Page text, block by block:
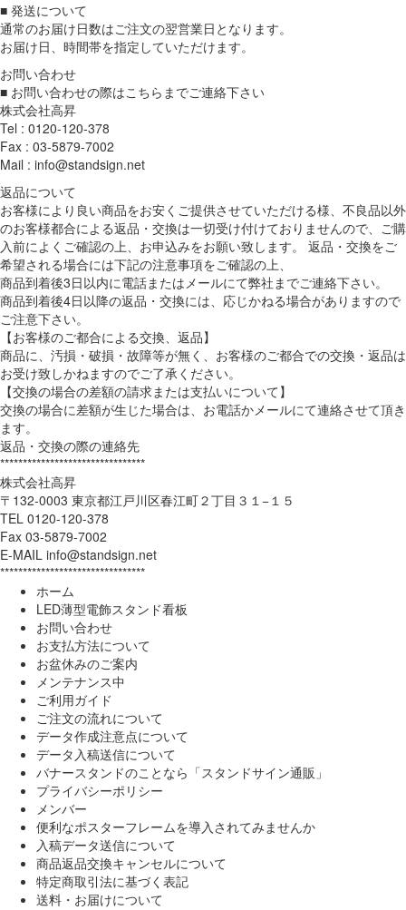
■ 発送について
通常のお届け日数はご注文の翌営業日となります。
お届け日、時間帯を指定していただけます。
お問い合わせ
■ お問い合わせの際はこちらまでご連絡下さい
株式会社高昇
Tel : 0120-120-378
Fax : 03-5879-7002
Mail : info@standsign.net
返品について
お客様により良い商品をお安くご提供させていただける様、不良品以外
のお客様都合による返品・交換は一切受け付けておりませんので、ご購
入前によくご確認の上、お申込みをお願い致します。 返品・交換をご
希望される場合には下記の注意事項をご確認の上、
商品到着後3日以内に電話またはメールにて弊社までご連絡下さい。
商品到着後4日以降の返品・交換には、応じかねる場合がありますので
ご注意下さい。
【お客様のご都合による交換、返品】
商品に、汚損・破損・故障等が無く、お客様のご都合での交換・返品は
お受け致しかねますのでご了承ください。
【交換の場合の差額の請求または支払いについて】
交換の場合に差額が生じた場合は、お電話かメールにて連絡させて頂き
ます。
返品・交換の際の連絡先
********************************
株式会社高昇
〒132-0003 東京都江戸川区春江町２丁目３１−１５
TEL 0120-120-378
Fax 03-5879-7002
E-MAIL info@standsign.net
********************************
ホーム
LED薄型電飾スタンド看板
お問い合わせ
お支払方法について
お盆休みのご案内
メンテナンス中
ご利用ガイド
ご注文の流れについて
データ作成注意点について
データ入稿送信について
バナースタンドのことなら「スタンドサイン通販」
プライバシーポリシー
メンバー
便利なポスターフレームを導入されてみませんか
入稿データ送信について
商品返品交換キャンセルについて
特定商取引法に基づく表記
送料・お届けについて